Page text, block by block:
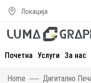
Локација
Почетна Услуги За нас
Home Дигитално